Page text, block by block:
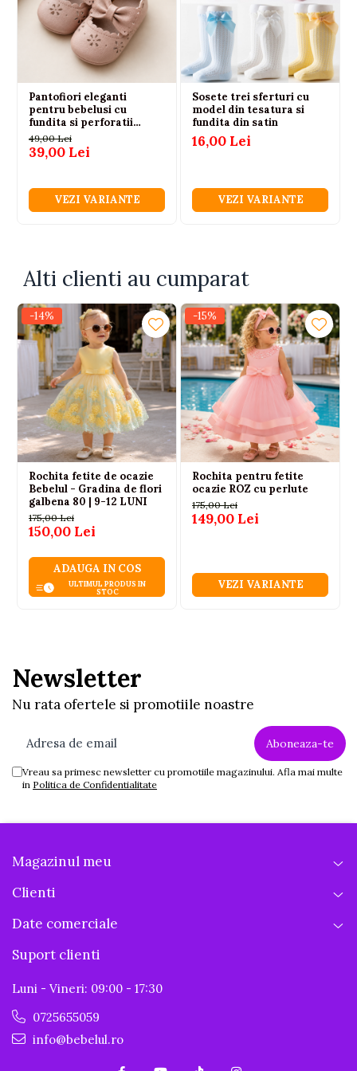
Pantofiori eleganti
pentru bebelusi cu
fundita si perforatii
florale
49,00 Lei
39,00 Lei
VEZI VARIANTE
Sosete trei sferturi cu
model din tesatura si
fundita din satin
16,00 Lei
VEZI VARIANTE
Alti clienti au cumparat
-14%
Rochita fetite de ocazie
Bebelul - Gradina de flori
galbena 80 | 9-12 LUNI
175,00 Lei
150,00 Lei
ADAUGA IN COS
ULTIMUL PRODUS IN
STOC
-15%
Rochita pentru fetite
ocazie ROZ cu perlute
175,00 Lei
149,00 Lei
VEZI VARIANTE
Newsletter
Nu rata ofertele si promotiile noastre
Vreau sa primesc newsletter cu promotiile magazinului. Afla mai multe
in Politica de Confidentialitate
Magazinul meu
Clienti
Date comerciale
Suport clienti
Luni - Vineri: 09:00 - 17:30
0725655059
info@bebelul.ro